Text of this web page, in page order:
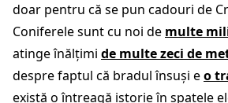
doar pentru că se pun cadouri de
Coniferele sunt cu noi de multe
atinge înălțimi de multe zeci de
despre faptul că bradul însuși eo
există o întreagă istorie în spatele